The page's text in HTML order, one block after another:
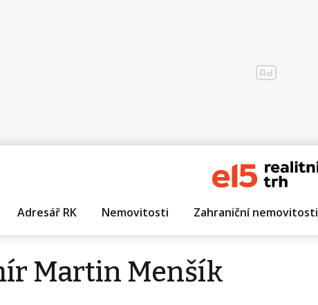
Adresář RK Nemovitosti Zahraniční nemovitosti
Martin Menšík